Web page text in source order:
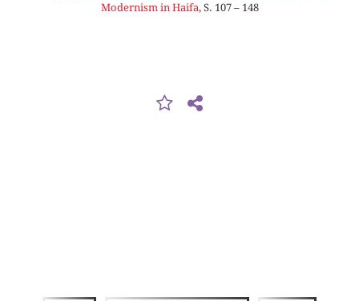
Modernism in Haifa, S. 107 – 148